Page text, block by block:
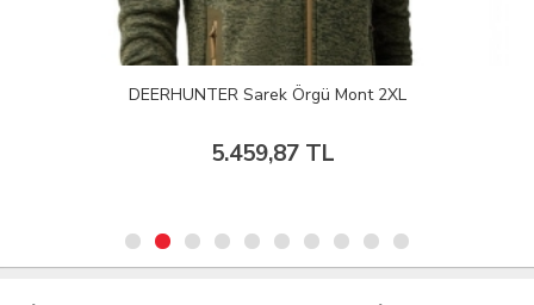
DEERHUNTER Sarek Örgü Mont 2XL
5.459,87 TL